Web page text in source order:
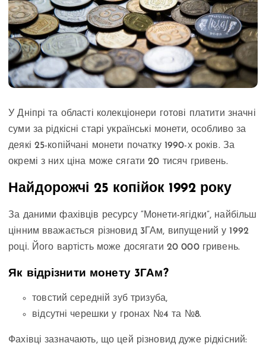
У Дніпрі та області колекціонери готові платити значні
суми за рідкісні старі українські монети, особливо за
деякі 25-копійчані монети початку 1990-х років. За
окремі з них ціна може сягати 20 тисяч гривень.
Найдорожчі 25 копійок 1992 року
За даними фахівців ресурсу “Монети-ягідки”, найбільш
цінним вважається різновид 3ГАм, випущений у 1992
році. Його вартість може досягати 20 000 гривень.
Як відрізнити монету 3ГАм?
товстий середній зуб тризуба,
відсутні черешки у гронах №4 та №8.
Фахівці зазначають, що цей різновид дуже рідкісний: